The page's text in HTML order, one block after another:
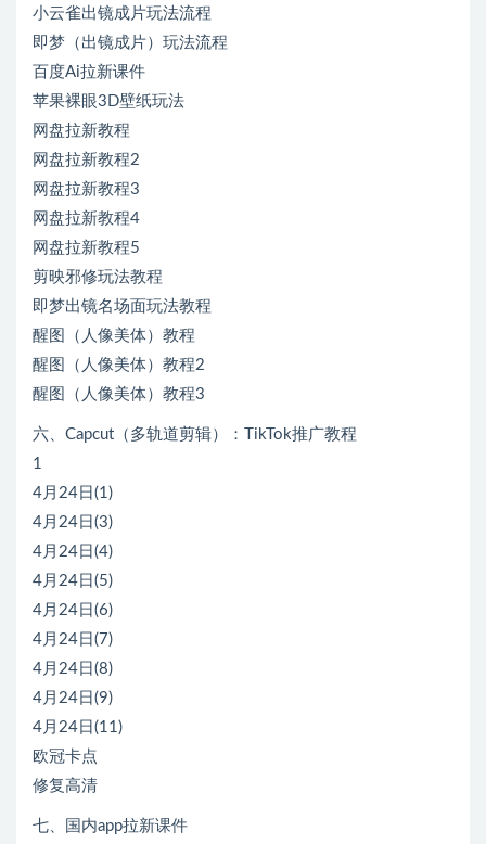
小云雀出镜成片玩法流程
即梦（出镜成片）玩法流程
百度Ai拉新课件
苹果裸眼3D壁纸玩法
网盘拉新教程
网盘拉新教程2
网盘拉新教程3
网盘拉新教程4
网盘拉新教程5
剪映邪修玩法教程
即梦出镜名场面玩法教程
醒图（人像美体）教程
醒图（人像美体）教程2
醒图（人像美体）教程3
六、Capcut（多轨道剪辑）：TikTok推广教程
1
4月24日(1)
4月24日(3)
4月24日(4)
4月24日(5)
4月24日(6)
4月24日(7)
4月24日(8)
4月24日(9)
4月24日(11)
欧冠卡点
修复高清
七、国内app拉新课件